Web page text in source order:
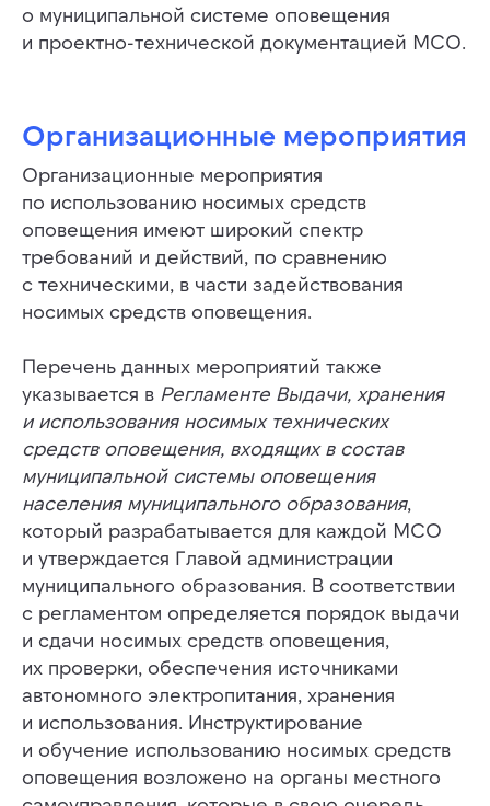
о муниципальной системе оповещения
и проектно-технической документацией МСО.
Организационные мероприятия
Организационные мероприятия
по использованию носимых средств
оповещения имеют широкий спектр
требований и действий, по сравнению
с техническими, в части задействования
носимых средств оповещения.
Перечень данных мероприятий также
указывается в Регламенте Выдачи, хранения
и использования носимых технических
средств оповещения, входящих в состав
муниципальной системы оповещения
населения муниципального образования,
который разрабатывается для каждой МСО
и утверждается Главой администрации
муниципального образования. В соответствии
с регламентом определяется порядок выдачи
и сдачи носимых средств оповещения,
их проверки, обеспечения источниками
автономного электропитания, хранения
и использования. Инструктирование
и обучение использованию носимых средств
оповещения возложено на органы местного